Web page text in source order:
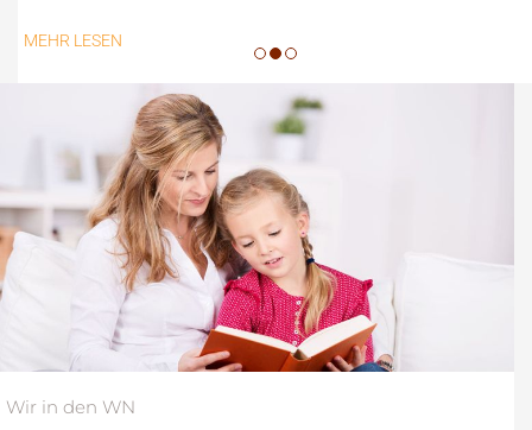
MEHR LESEN
Wir in den WN